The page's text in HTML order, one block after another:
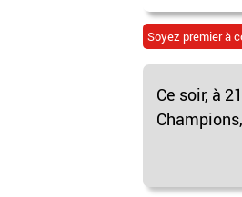
Soyez premier à
Ce soir, à